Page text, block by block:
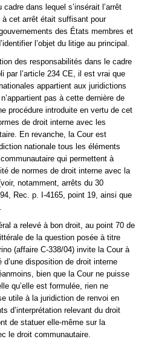
dans lequel s’insérait l’arrêt
cet arrêt était suffisant pour
des États membres et
l’objet du litige au principal.
des responsabilités dans le cadre
par l’article 234 CE, il est vrai que
appartient aux juridictions
pas à cette dernière de
procédure introduite en vertu de cet
de droit interne avec les
En revanche, la Cour est
nationale tous les éléments
qui permettent à
de normes de droit interne avec la
notamment, arrêts du 30
Rec. p. I‑4165, point 19, ainsi que
a relevé à bon droit, au point 70 de
de la question posée à titre
(affaire C‑338/04) invite la Cour à
disposition de droit interne
bien que la Cour ne puisse
qu’elle est formulée, rien ne
utile à la juridiction de renvoi en
d’interprétation relevant du droit
de statuer elle‑même sur la
le droit communautaire.